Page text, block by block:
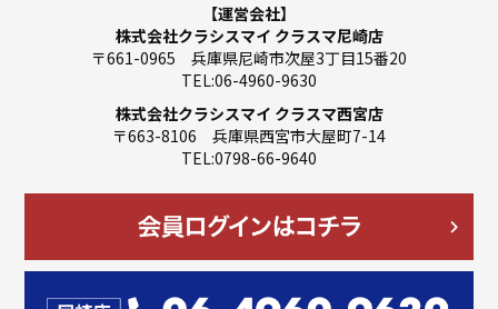
【運営会社】
株式会社クラシスマイ クラスマ尼崎店
〒661-0965 兵庫県尼崎市次屋3丁目15番20
TEL:06-4960-9630
株式会社クラシスマイ クラスマ西宮店
〒663-8106 兵庫県西宮市大屋町7-14
TEL:0798-66-9640